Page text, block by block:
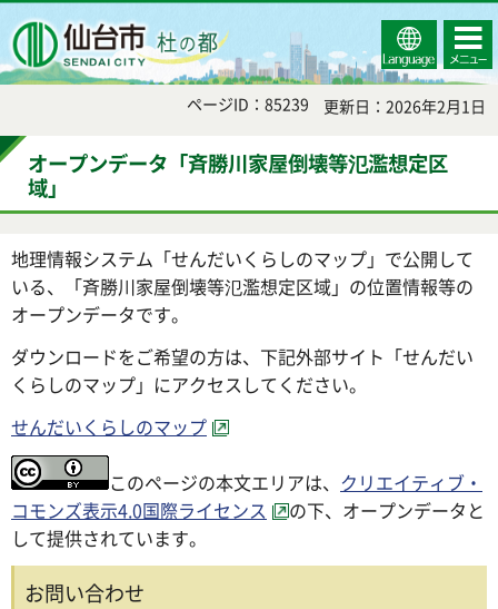
Select
Language
コンテ
ンツメ
ニュー
ページID：85239 更新日：2026年2月1日
オープンデータ「斉勝川家屋倒壊等氾濫想定区
域」
地理情報システム「せんだいくらしのマップ」で公開して
いる、「斉勝川家屋倒壊等氾濫想定区域」の位置情報等の
オープンデータです。
ダウンロードをご希望の方は、下記外部サイト「せんだい
くらしのマップ」にアクセスしてください。
せんだいくらしのマップ
このページの本文エリアは、 クリエイティブ・
コモンズ表示4.0国際ライセンス
の下、オープンデータと
して提供されています。
お問い合わせ